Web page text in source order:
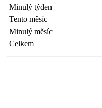
Minulý týden
Tento měsíc
Minulý měsíc
Celkem